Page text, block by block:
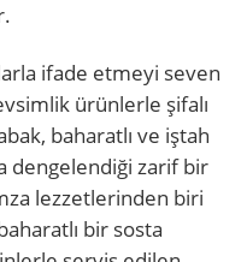
ifade etmeyi seven
ürünlerle şifalı
baharatlı ve iştah
dengelendiği zarif bir
lezzetlerinden biri
bir sosta